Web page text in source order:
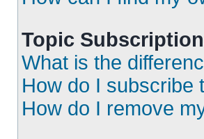
Topic
What is the
How do I subscribe
How do I remove